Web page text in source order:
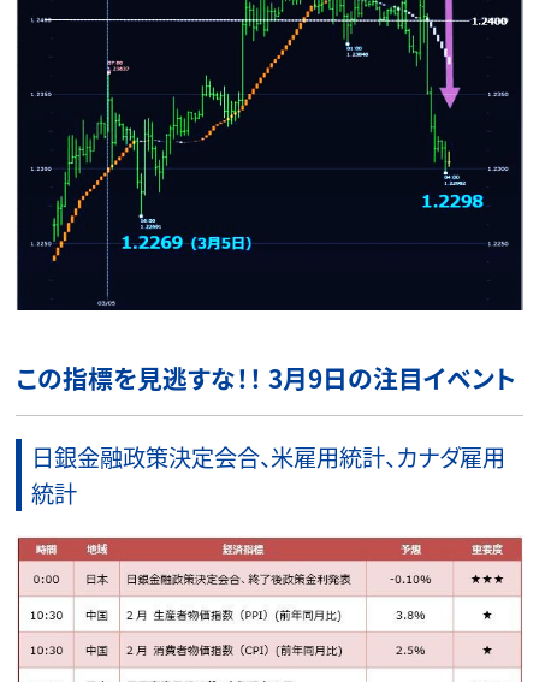
この指標を見逃すな！！ 3月9日の注目イベント
日銀金融政策決定会合、米雇用統計、カナダ雇用
統計